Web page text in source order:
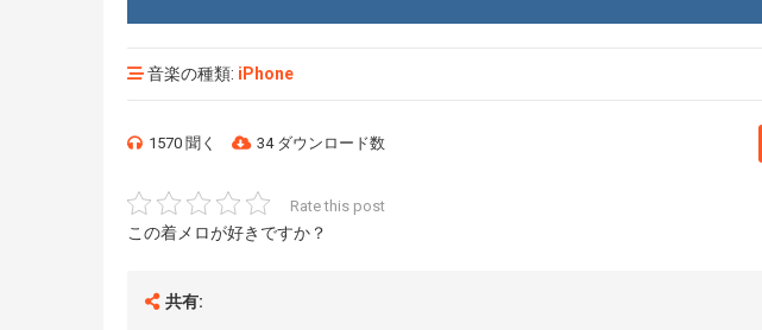
音楽の種類: iPhone
1570 聞く 34 ダウンロード数
Rate this post
この着メロが好きですか？
共有: